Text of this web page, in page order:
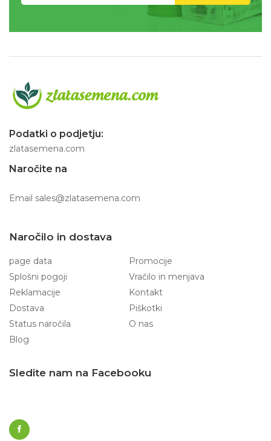
Podatki o podjetju:
zlatasemena.com
Naročite na
Email sales@zlatasemena.com
Naročilo in dostava
page data
Promocije
Splošni pogoji
Vračilo in menjava
Reklamacije
Kontakt
Dostava
Piškotki
Status naročila
O nas
Blog
Sledite nam na Facebooku